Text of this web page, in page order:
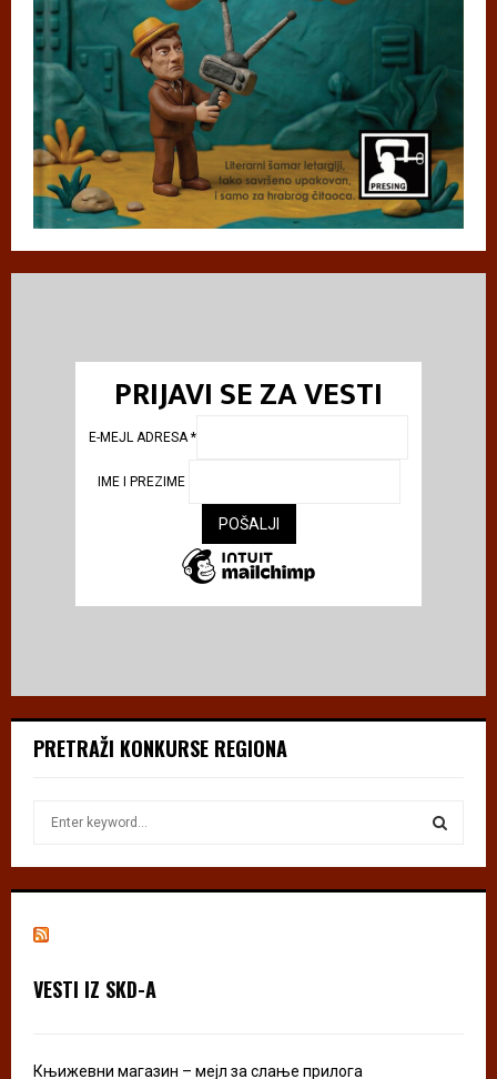
PRIJAVI SE ZA VESTI
E-MEJL ADRESA*
IME I PREZIME
PRETRAŽI KONKURSE REGIONA
h
r
S
VESTI IZ SKD-A
Књижевни магазин – мејл за слање прилога